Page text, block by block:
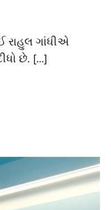
રાહુલ ગાંધીએ
છે. […]